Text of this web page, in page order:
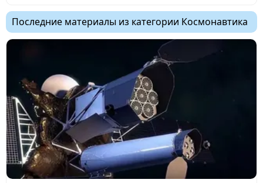
Последние материалы из категории Космонавтика